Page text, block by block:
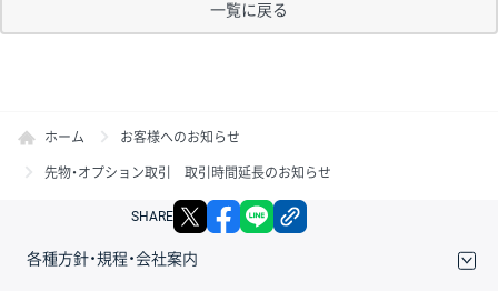
一覧に戻る
ホーム お客様へのお知らせ
先物・オプション取引 取引時間延長のお知らせ
SHARE X facebook
各種方針・規程・会社案内